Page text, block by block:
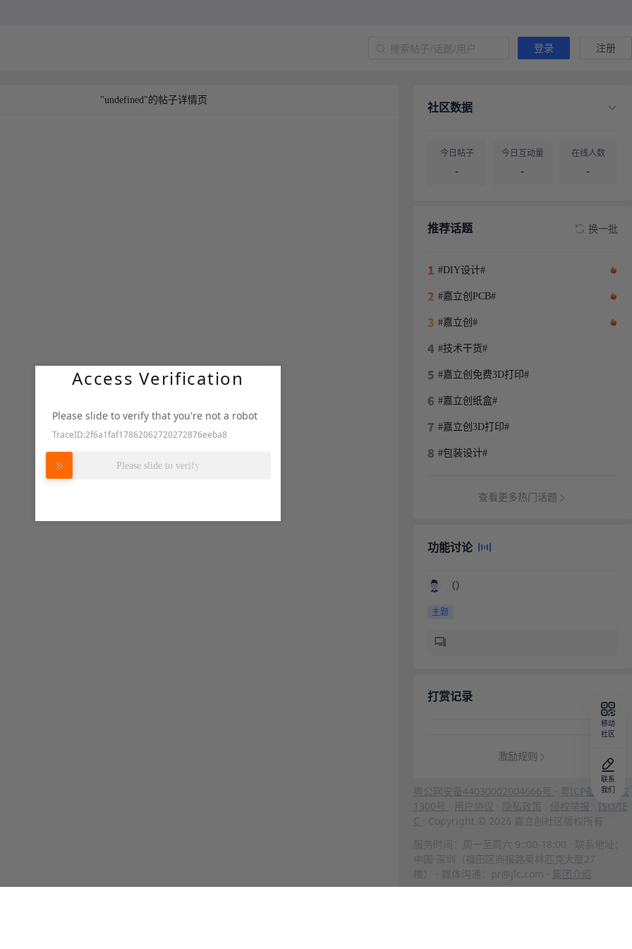
登录 注册
"undefined"的帖子详情页
社区数据
今日帖子
-
今日互动量
-
在线人数
-
-
推荐话题 换一批
#DIY设计#
#嘉立创PCB#
#嘉立创#
#技术干货#
#嘉立创免费3D打印#
#嘉立创纸盒#
#嘉立创3D打印#
#包装设计#
查看更多热门话题
功能讨论
（）
主题
打赏记录
激励规则
粤公网安备44030002004666号
粤ICP备202312
1300号
用户协议 隐私政策 侵权举报
ISO/IE
C
· Copyright © 2026 嘉立创社区版权所有
服务时间：周一至周六 9::00-18:00 · 联系地址：
中国·深圳（福田区商报路奥林匹克大厦27
楼） · 媒体沟通：pr@jlc.com · 集团介绍
移动
社区
联系
我们
Access Verification
Please slide to verify that you're not a robot
TraceID:2f6a1faf17862062720272876eeba8
Please slide to verify